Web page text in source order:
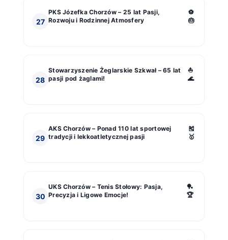
27
PKS Józefka Chorzów – 25 lat Pasji,
Rozwoju i Rodzinnej Atmosfery
⚽️
🎂
28
Stowarzyszenie Żeglarskie Szkwał – 65 lat
pasji pod żaglami!
⛵
🌊
29
AKS Chorzów – Ponad 110 lat sportowej
tradycji i lekkoatletycznej pasji
🎽
🥇
30
UKS Chorzów – Tenis Stołowy: Pasja,
Precyzja i Ligowe Emocje!
🏓
🏆